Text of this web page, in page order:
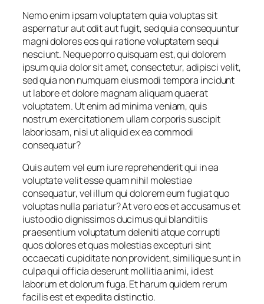
Nemo enim ipsam voluptatem quia voluptas sit
aspernatur aut odit aut fugit, sed quia consequuntur
magni dolores eos qui ratione voluptatem sequi
nesciunt. Neque porro quisquam est, qui dolorem
ipsum quia dolor sit amet, consectetur, adipisci velit,
sed quia non numquam eius modi tempora incidunt
ut labore et dolore magnam aliquam quaerat
voluptatem. Ut enim ad minima veniam, quis
nostrum exercitationem ullam corporis suscipit
laboriosam, nisi ut aliquid ex ea commodi
consequatur?
Quis autem vel eum iure reprehenderit qui in ea
voluptate velit esse quam nihil molestiae
consequatur, vel illum qui dolorem eum fugiat quo
voluptas nulla pariatur? At vero eos et accusamus et
iusto odio dignissimos ducimus qui blanditiis
praesentium voluptatum deleniti atque corrupti
quos dolores et quas molestias excepturi sint
occaecati cupiditate non provident, similique sunt in
culpa qui officia deserunt mollitia animi, id est
laborum et dolorum fuga. Et harum quidem rerum
facilis est et expedita distinctio.